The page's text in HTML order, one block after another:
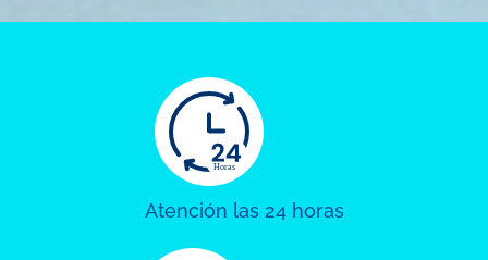
Atención las 24 horas